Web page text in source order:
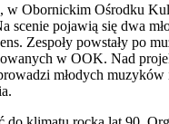
w Obornickim Ośrodku
scenie pojawią się dwa
Zespoły powstały po
w OOK. Nad
młodych muzyków